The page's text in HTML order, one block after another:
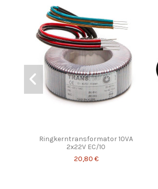
Ringkerntransformator 10VA
2x22V EC/10
20,80 €